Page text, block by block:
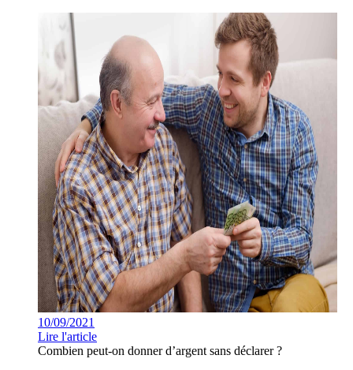
10/09/2021
Lire l'article
Combien peut-on donner d’argent sans déclarer ?